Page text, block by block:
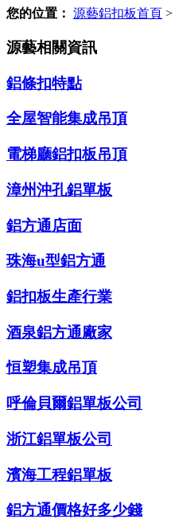
您的位置： 源藝鋁扣板首頁 >
源藝相關資訊
鋁條扣特點
全屋智能集成吊頂
電梯廳鋁扣板吊頂
漳州沖孔鋁單板
鋁方通店面
珠海u型鋁方通
鋁扣板生產行業
酒泉鋁方通廠家
恒塑集成吊頂
呼倫貝爾鋁單板公司
浙江鋁單板公司
濱海工程鋁單板
鋁方通價格好多少錢